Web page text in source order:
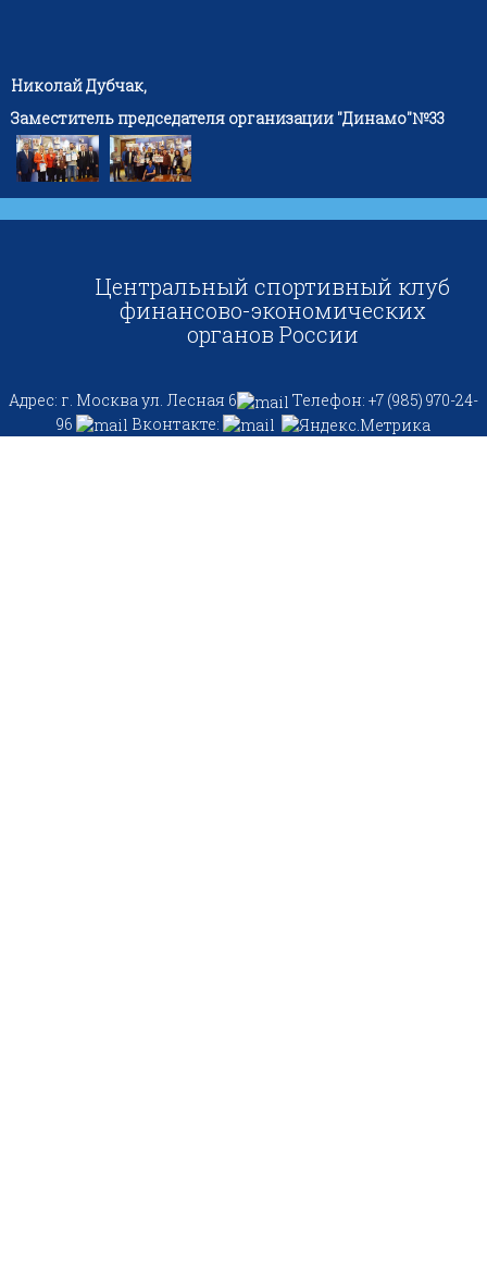
Николай Дубчак,
Заместитель председателя организации "Динамо"№33
Центральный спортивный клуб
финансово-экономических
органов России
Адрес: г. Москва ул. Лесная 6
Телефон: +7 (985) 970-24-
96
Вконтакте: